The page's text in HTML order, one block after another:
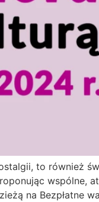
to również
wspólne,
na Bezpłatne